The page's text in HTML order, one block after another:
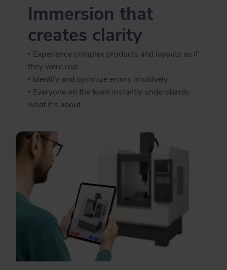
Immersion that
creates clarity
‣ Experience complex products and layouts as if
they were real.
‣ Identify and optimize errors intuitively.
‣ Everyone on the team instantly understands
what it's about.